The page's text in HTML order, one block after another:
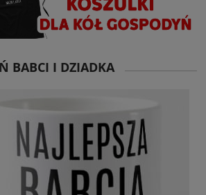
BABCI I DZIADKA